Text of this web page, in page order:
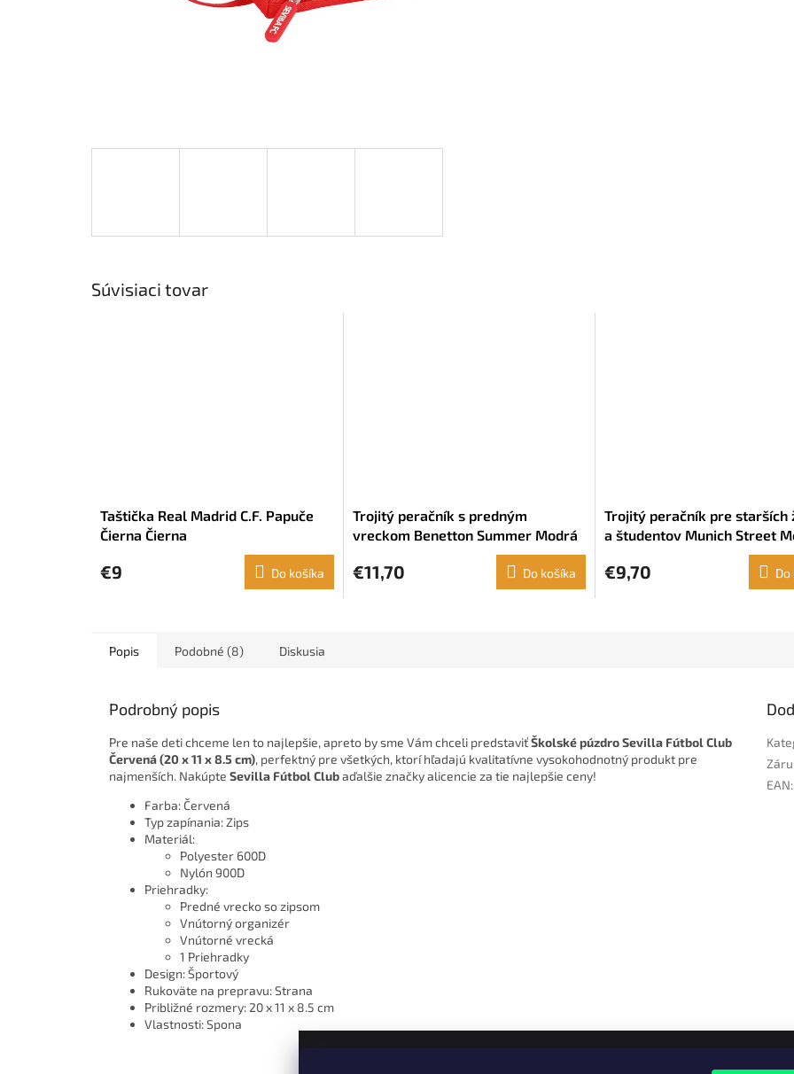
Súvisiaci tovar
Taštička Real Madrid C.F. Papuče
Čierna Čierna
€9 Do košíka
Trojitý peračník s predným
vreckom Benetton Summer Modrá
€11,70 Do košíka
Trojitý peračník pre starších
a študentov Munich Street
€9,70 Do
Popis Podobné (8) Diskusia
Podrobný popis
Pre naše deti chceme len to najlepšie, apreto by sme Vám chceli predstaviťŠkolské púzdro Sevilla Fútbol Club
Červená (20 x 11 x 8.5 cm), perfektný pre všetkých, ktorí hľadajú kvalitatívne vysokohodnotný produkt pre
najmenších. Nakúpte Sevilla Fútbol Clubaďalšie značky alicencie za tie najlepšie ceny!
Farba: Červená
Typ zapínania: Zips
Materiál:
Polyester 600D
Nylón 900D
Priehradky:
Predné vrecko so zipsom
Vnútorný organizér
Vnútorné vrecká
1 Priehradky
Design: Športový
Rukoväte na prepravu: Strana
Približné rozmery: 20 x 11 x 8.5 cm
Vlastnosti: Spona
EAN: